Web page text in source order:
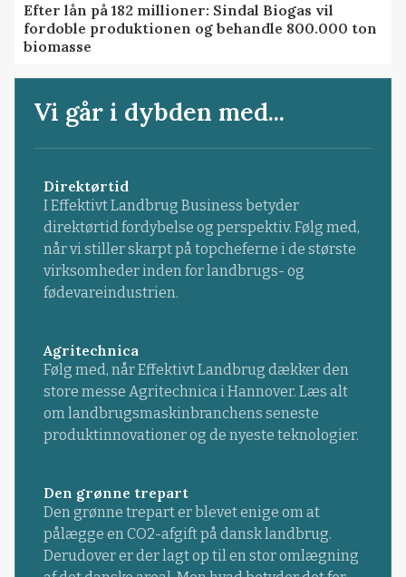
Efter lån på 182 millioner: Sindal Biogas vil
fordoble produktionen og behandle 800.000 ton
biomasse
Vi går i dybden med...
Direktørtid
I Effektivt Landbrug Business betyder
direktørtid fordybelse og perspektiv. Følg med,
når vi stiller skarpt på topcheferne i de største
virksomheder inden for landbrugs- og
fødevareindustrien.
Agritechnica
Følg med, når Effektivt Landbrug dækker den
store messe Agritechnica i Hannover. Læs alt
om landbrugsmaskinbranchens seneste
produktinnovationer og de nyeste teknologier.
Den grønne trepart
Den grønne trepart er blevet enige om at
pålægge en CO2-afgift på dansk landbrug.
Derudover er der lagt op til en stor omlægning